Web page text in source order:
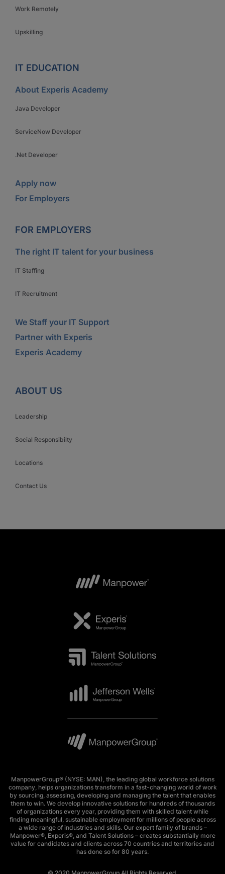
Work Remotely
Upskilling
IT EDUCATION
About Experis Academy
Java Developer
ServiceNow Developer
.Net Developer
Apply now
For Employers
FOR EMPLOYERS
The right IT talent for your business
IT Staffing
IT Recruitment
We Staff your IT Support
Partner with Experis
Experis Academy
ABOUT US
Leadership
Social Responsibilty
Locations
Contact Us
ManpowerGroup® (NYSE: MAN), the leading global workforce solutions
company, helps organizations transform in a fast-changing world of work
by sourcing, assessing, developing and managing the talent that enables
them to win. We develop innovative solutions for hundreds of thousands
of organizations every year, providing them with skilled talent while
finding meaningful, sustainable employment for millions of people across
a wide range of industries and skills. Our expert family of brands –
Manpower®, Experis®, and Talent Solutions – creates substantially more
value for candidates and clients across 70 countries and territories and
has done so for 80 years.